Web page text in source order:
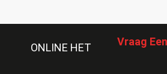
ONLINE HET
Vraag